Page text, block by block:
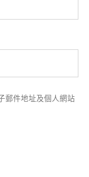
郵件地址及個人網站